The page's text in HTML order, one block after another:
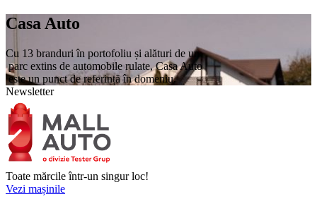
Casa Auto
Cu 13 branduri în portofoliu și alături de un
parc extins de automobile rulate, Casa Auto
este un punct de referință în domeniu.
Newsletter
Toate mărcile într-un singur loc!
Vezi mașinile